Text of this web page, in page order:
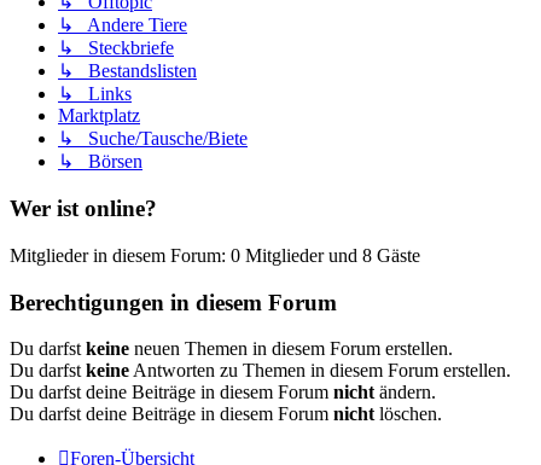
↳ Andere Tiere
↳ Steckbriefe
↳ Bestandslisten
↳ Links
Marktplatz
↳ Suche/Tausche/Biete
↳ Börsen
Wer ist online?
Mitglieder in diesem Forum: 0 Mitglieder und 8 Gäste
Berechtigungen in diesem Forum
Du darfst keine neuen Themen in diesem Forum erstellen.
Du darfst keine Antworten zu Themen in diesem Forum erstellen.
Du darfst deine Beiträge in diesem Forum nicht ändern.
Du darfst deine Beiträge in diesem Forum nicht löschen.
Foren-Übersicht